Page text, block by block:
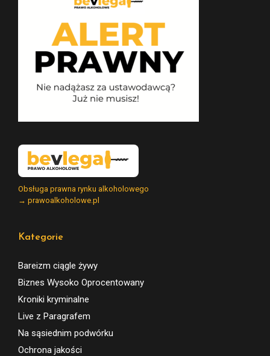
Obsługa prawna rynku alkoholowego
→ prawoalkoholowe.pl
Kategorie
Bareizm ciągle żywy
Biznes Wysoko Oprocentowany
Kroniki kryminalne
Live z Paragrafem
Na sąsiednim podwórku
Ochrona jakości